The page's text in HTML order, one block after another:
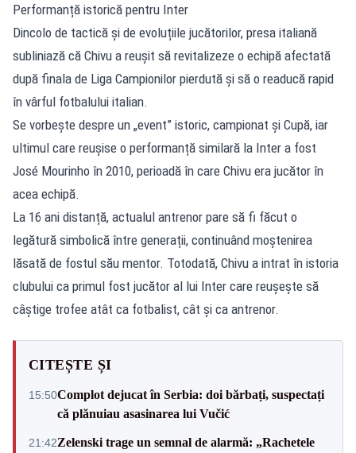
Performanță istorică pentru Inter
Dincolo de tactică și de evoluțiile jucătorilor, presa italiană
subliniază că Chivu a reușit să revitalizeze o echipă afectată
după finala de Liga Campionilor pierdută și să o readucă rapid
în vârful fotbalului italian.
Se vorbește despre un „event” istoric, campionat și Cupă, iar
ultimul care reușise o performanță similară la Inter a fost
José Mourinho în 2010, perioadă în care Chivu era jucător în
acea echipă.
La 16 ani distanță, actualul antrenor pare să fi făcut o
legătură simbolică între generații, continuând moștenirea
lăsată de fostul său mentor. Totodată, Chivu a intrat în istoria
clubului ca primul fost jucător al lui Inter care reușește să
câștige trofee atât ca fotbalist, cât și ca antrenor.
CITEȘTE ȘI
15:50Complot dejucat în Serbia: doi bărbați, suspectați
că plănuiau asasinarea lui Vučić
21:42Zelenski trage un semnal de alarmă: „Rachetele